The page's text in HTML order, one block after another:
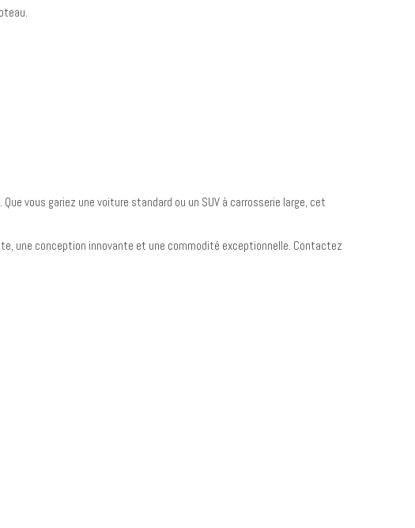
vous gariez une voiture standard ou un SUV à carrosserie large, cet
une conception innovante et une commodité exceptionnelle. Contactez